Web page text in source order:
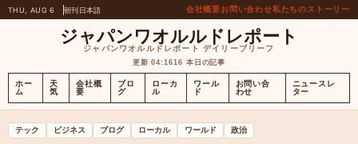
THU, AUG 6 朝刊日本語 会社概要お問い合わせ私たちのストーリー
ジャパンワオルルドレポート
ジャパンワオルルドレポート デイリーブリーフ
更新 04:1616 本日の記事
ホー
ム
天
気
会社概
要
ブロ
グ
ローカ
ル
ワール
ド
お問い合
わせ
ニュースレ
ター
テック ビジネス ブログ ローカル ワールド 政治